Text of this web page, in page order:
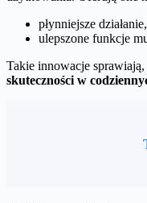
płynniejsze działanie,
ulepszone funkcje
Takie innowacje
skuteczności w